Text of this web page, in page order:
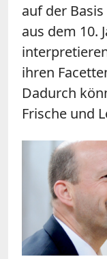
auf der
aus dem 10.
ihren
Dadurch
Frische und